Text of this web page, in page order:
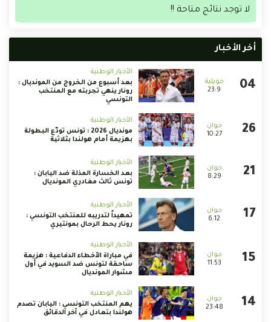
لا توجد نتائج متاحة !!
أخر الأخبار
23:9
الأخبار الوطنية
بعد أسبوع من الخروج من المونديال :
رونار ينهي تجربته مع المنتخب
التونسي
10:27
الأخبار الوطنية
مونديال 2026 : تونس تودّع البطولة
بهزيمة أمام هولندا بثلاثية
8:29
الأخبار الوطنية
بعد الخسارة المذلة ضد اليابان :
تونس ثالث مغادري المونديال
6:12
الأخبار الوطنية
تمهيداً لتدريبه للمنتخب التونسي :
رونار يحط الرحال بمونتيري
11:53
الأخبار الوطنية
في مباراة الأخطاء الدفاعية : هزيمة
ساحقة لتونس ضد السويد في أول
مشوار المونديال
23:48
الأخبار الوطنية
يهم المنتخب التونسي : اليابان تصدم
هولندا بتعادل في آخر الدقائق